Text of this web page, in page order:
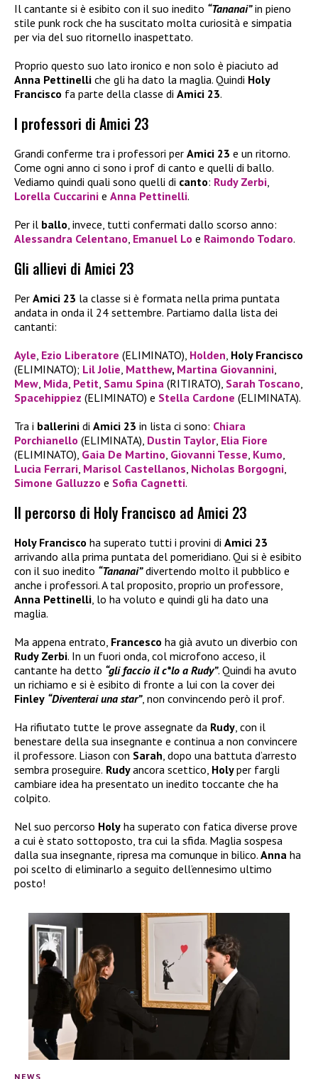
Il cantante si è esibito con il suo inedito “Tananai”in pieno
stile punk rock che ha suscitato molta curiosità e simpatia
per via del suo ritornello inaspettato.
Proprio questo suo lato ironico e non solo è piaciuto ad
Anna Pettinelli che gli ha dato la maglia. Quindi Holy
Francisco fa parte della classe di Amici 23.
I professori di Amici 23
Grandi conferme tra i professori per Amici 23 e un ritorno.
Come ogni anno ci sono i prof di canto e quelli di ballo.
Vediamo quindi quali sono quelli di canto: Rudy Zerbi
Lorella Cuccarini e Anna Pettinelli.
Per il ballo , invece, tutti confermati dallo scorso anno:
Alessandra Celentano Emanuel Lo e Raimondo Todaro.
Gli allievi di Amici 23
Per Amici 23 la classe si è formata nella prima puntata
andata in onda il 24 settembre. Partiamo dalla lista dei
cantanti:
Ayle Ezio Liberatore (ELIMINATO), Holden Holy Francisco
(ELIMINATO); Lil Jolie Matthew, Martina Giovannini
Mew Mida Petit Samu Spina (RITIRATO), Sarah Toscano
Spacehippiez (ELIMINATO) e Stella Cardone (ELIMINATA).
Tra i ballerini di Amici 23 in lista ci sono: Chiara
Porchianello (ELIMINATA), Dustin Taylor Elia Fiore
(ELIMINATO), Gaia De Martino Giovanni Tesse Kumo
Lucia Ferrari Marisol Castellanos Nicholas Borgogni
Simone Galluzzo e Sofia Cagnetti.
Il percorso di Holy Francisco ad Amici 23
Holy Francisco ha superato tutti i provini di Amici 23
arrivando alla prima puntata del pomeridiano. Qui si è esibito
con il suo inedito “Tananai”divertendo molto il pubblico e
anche i professori. A tal proposito, proprio un professore,
Anna Pettinelli , lo ha voluto e quindi gli ha dato una
maglia.
Ma appena entrato, Francesco ha già avuto un diverbio con
Rudy Zerbi. In un fuori onda, col microfono acceso, il
cantante ha detto “gli faccio il c*lo a Rudy”. Quindi ha avuto
un richiamo e si è esibito di fronte a lui con la cover dei
Finley “Diventerai una star”, non convincendo però il prof.
Ha rifiutato tutte le prove assegnate da Rudy , con il
benestare della sua insegnante e continua a non convincere
il professore. Liason con Sarah , dopo una battuta d’arresto
sembra proseguire. Rudyancora scettico, Holyper fargli
cambiare idea ha presentato un inedito toccante che ha
colpito.
Nel suo percorso Holy ha superato con fatica diverse prove
a cui è stato sottoposto, tra cui la sfida. Maglia sospesa
dalla sua insegnante, ripresa ma comunque in bilico. Anna ha
poi scelto di eliminarlo a seguito dell’ennesimo ultimo
posto!
NEWS